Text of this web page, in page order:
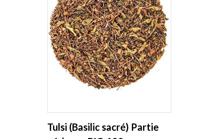
Tulsi (Basilic sacré) Partie